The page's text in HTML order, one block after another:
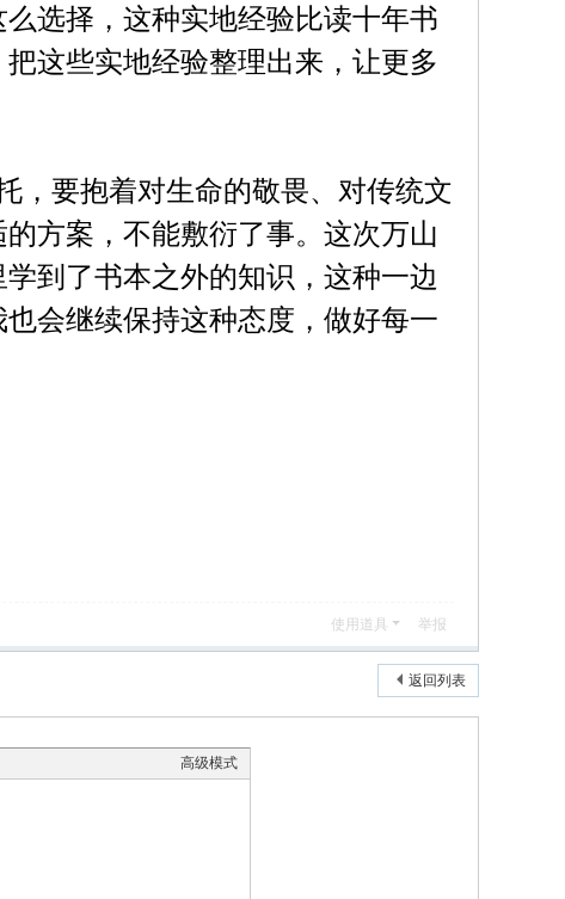
选择，这种实地经验比读十年书
这些实地经验整理出来，让更多
，要抱着对生命的敬畏、对传统文
方案，不能敷衍了事。这次万山
到了书本之外的知识，这种一边
会继续保持这种态度，做好每一
使用道具 举报
返回列表
高级模式